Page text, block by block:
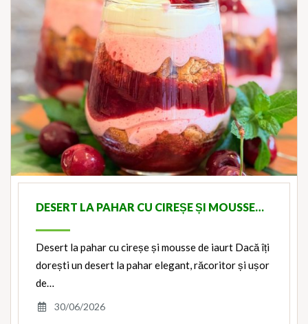
DESERT LA PAHAR CU CIREȘE ȘI MOUSSE…
Desert la pahar cu cireșe și mousse de iaurt Dacă îți
dorești un desert la pahar elegant, răcoritor și ușor
de…
30/06/2026